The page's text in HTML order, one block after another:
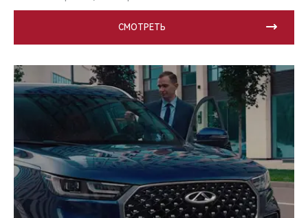
СМОТРЕТЬ